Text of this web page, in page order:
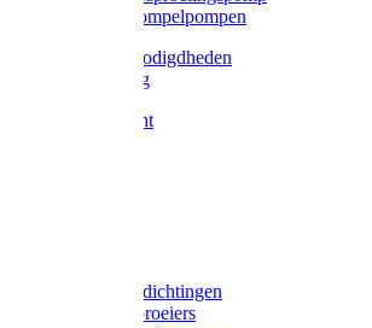
Gardena dompelpompen
Tyleen benodigdheden
Tyleenslang
Lange bocht
Gardena afdichtingen
Gardena sproeiers